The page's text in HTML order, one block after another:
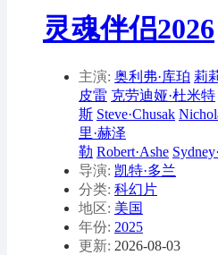
灵魂伴侣2026
主演: 奥利弗·库珀 莉
皮雷 克劳迪娅·杜米特
斯 Steve·Chusak
里·赫泽
勒 Robert·Ashe
导演: 凯特·多兰
分类: 科幻片
地区: 美国
年份: 2025
更新: 2026-08-03